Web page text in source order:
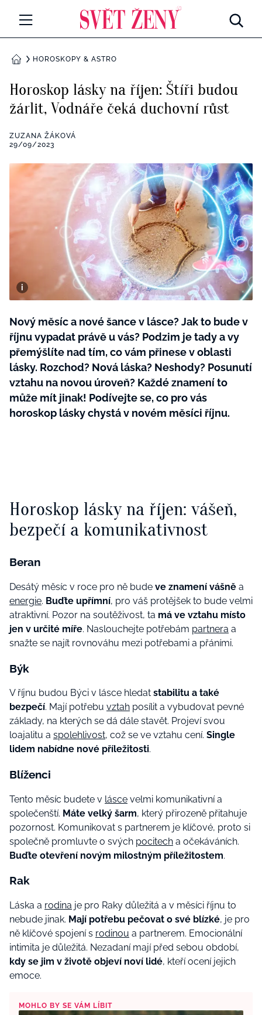
Všechny kategorie
RETROHUBKY
PSYCHOLOGIE
Všechny kategorie
ZDRAVÍ
Všechny kategorie
Životní styl
Všechny kategorie
Testy a kvízy
Všechny kategorie
Tvoření
Rady a tipy
BurdaMedia
Extra
SVĚT ŽENY - 599 KČ
ROČNÍ PŘEDPLATNÉ SVĚT ŽENY +
SADA PRODUKTŮ MANA (10 ks)
DOMŮHOROSKOPY & ASTRO
Horoskop lásky na říjen: Štíři budou
žárlit, Vodnáře čeká duchovní růst
ZUZANA ŽÁKOVÁ
29/09/2023
Nový měsíc a nové šance v lásce? Jak to bude v
říjnu vypadat právě u vás? Podzim je tady a vy
přemýšlíte nad tím, co vám přinese v oblasti
lásky. Rozchod? Nová láska? Neshody? Posunutí
vztahu na novou úroveň? Každé znamení to
může mít jinak! Podívejte se, co pro vás
horoskop lásky chystá v novém měsíci říjnu.
Horoskop lásky na říjen: vášeň,
bezpečí a komunikativnost
Beran
Desátý měsíc v roce pro ně bude ve znamení vášně a
energie. Buďte upřímní, pro váš protějšek to bude velmi
atraktivní. Pozor na soutěživost, ta má ve vztahu místo
jen v určité míře. Naslouchejte potřebám partnera a
snažte se najít rovnováhu mezi potřebami a přáními.
Býk
V říjnu budou Býci v lásce hledat stabilitu a také
bezpečí. Mají potřebu vztah posílit a vybudovat pevné
základy, na kterých se dá dále stavět. Projeví svou
loajalitu a spolehlivost, což se ve vztahu cení. Single
lidem nabídne nové příležitosti.
Blíženci
Tento měsíc budete v lásce velmi komunikativní a
společenští. Máte velký šarm, který přirozeně přitahuje
pozornost. Komunikovat s partnerem je klíčové, proto si
společně promluvte o svých pocitech a očekáváních.
Buďte otevření novým milostným příležitostem.
Rak
Láska a rodina je pro Raky důležitá a v měsíci říjnu to
nebude jinak. Mají potřebu pečovat o své blízké, je pro
ně klíčové spojení s rodinou a partnerem. Emocionální
intimita je důležitá. Nezadaní mají před sebou období,
kdy se jim v životě objeví noví lidé, kteří ocení jejich
emoce.
MOHLO BY SE VÁM LÍBIT